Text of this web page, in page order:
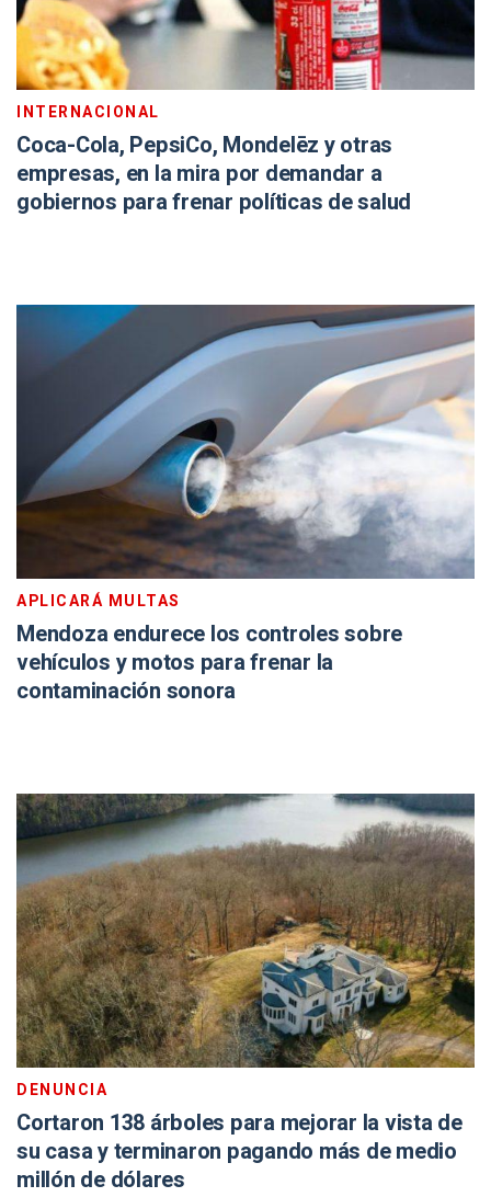
INTERNACIONAL
Coca-Cola, PepsiCo, Mondelēz y otras
empresas, en la mira por demandar a
gobiernos para frenar políticas de salud
APLICARÁ MULTAS
Mendoza endurece los controles sobre
vehículos y motos para frenar la
contaminación sonora
DENUNCIA
Cortaron 138 árboles para mejorar la vista de
su casa y terminaron pagando más de medio
millón de dólares